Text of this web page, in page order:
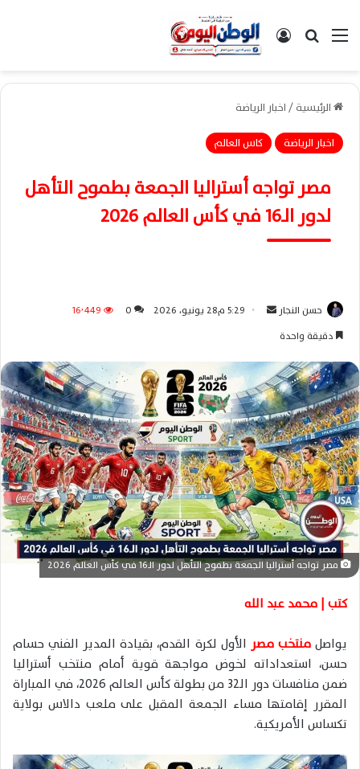
القائمةبحث عن تسجيل الدخول
الرئيسية/اخبار الرياضة
اخبار الرياضة
كاس العالم
مصر تواجه أستراليا الجمعة بطموح التأهل
لدور الـ16 في كأس العالم 2026
حسن النجار
ل
ب
ر
ي
د
ا
إ
ل
ك
ت
ر
و
5:29 م28 يونيو، 2026 0
16٬449
دقيقة واحدة
مصر تواجه أستراليا الجمعة بطموح التأهل لدور الـ16 في كأس العالم 2026
كتب | محمد عبد الله
يواصلمنتخب مصر الأول لكرة القدم، بقيادة المدير الفني حسام
حسن، استعداداته لخوض مواجهة قوية أمام منتخب أستراليا
ضمن منافسات دور الـ32 من بطولة كأس العالم 2026، في المباراة
المقرر إقامتها مساء الجمعة المقبل على ملعب دالاس بولاية
تكساس الأمريكية.